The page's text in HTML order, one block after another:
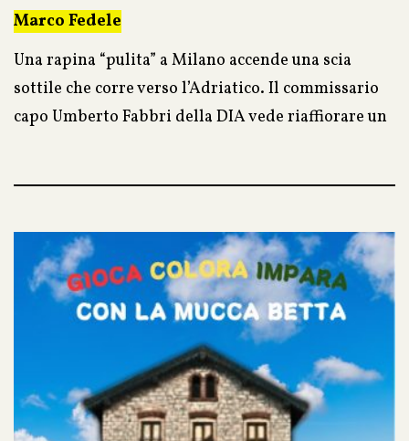
Marco Fedele
Una rapina “pulita” a Milano accende una scia
sottile che corre verso l’Adriatico. Il commissario
capo Umberto Fabbri della DIA vede riaffiorare un
piuttosto trasparente, segue tracce che non
gridano: prenotazioni fantasma, fatture lucide
come specchi. Al di là del confine c’è una catena di
alberghi sulla costa istriana dove la bassa stagione
lascia più domande dei turisti; al di qua c’è un
tassello “minore”, un bar di provincia al margine di
Gorizia, microcosmo di traffici e solitudini.
Quando un omicidio interrompe ogni possibile